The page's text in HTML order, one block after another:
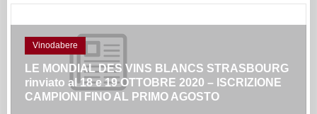
Vinodabere
LE MONDIAL DES VINS BLANCS STRASBOURG
rinviato al 18 e 19 OTTOBRE 2020 – ISCRIZIONE
CAMPIONI FINO AL PRIMO AGOSTO